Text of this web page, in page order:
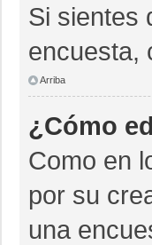
Si sientes
encuesta,
Arriba
¿Cómo
Como en
por su
una